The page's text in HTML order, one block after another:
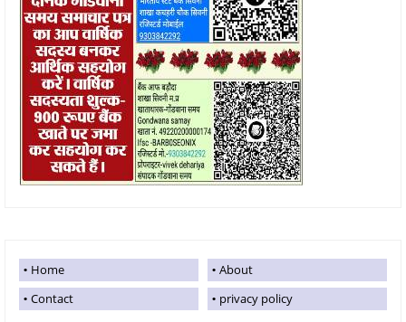
Home
About
Contact
privacy policy